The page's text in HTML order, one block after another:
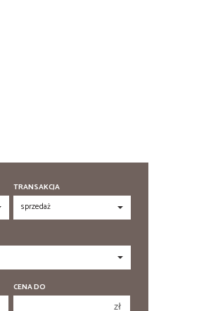
TRANSAKCJA
CENA DO
zł